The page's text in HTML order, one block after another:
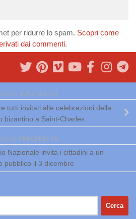
per ridurre lo spam. Scopri come
dai commenti.
SUCCESSIVO
tutti invitati alle celebrazioni della
bizantino a Saint-Charles
PRECEDENTE
Nazionale invita i cittadini a un
pubblico il 3 dicembre